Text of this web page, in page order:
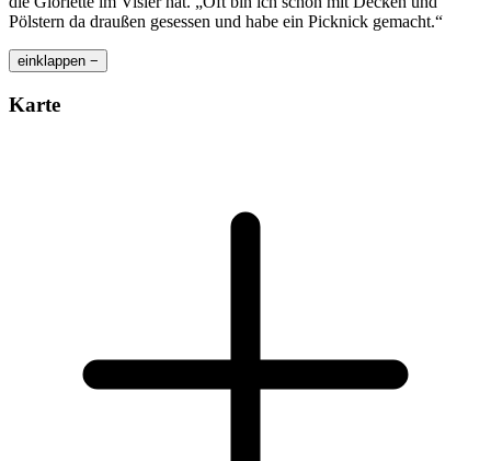
Pölstern da draußen gesessen und habe ein Picknick gemacht.“
einklappen −
Karte